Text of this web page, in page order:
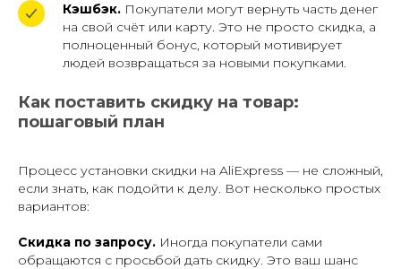
Кэшбэк. Покупатели могут вернуть часть денег
на свой счёт или карту. Это не просто скидка, а
полноценный бонус, который мотивирует
людей возвращаться за новыми покупками.
Как поставить скидку на товар:
пошаговый план
Процесс установки скидки на AliExpress — не сложный,
если знать, как подойти к делу. Вот несколько простых
вариантов:
Скидка по запросу. Иногда покупатели сами
обращаются с просьбой дать скидку. Это ваш шанс